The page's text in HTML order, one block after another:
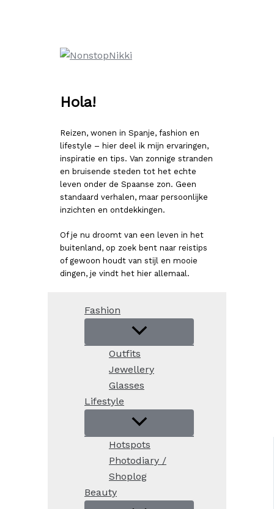
Hola!
Reizen, wonen in Spanje, fashion en
lifestyle – hier deel ik mijn ervaringen,
inspiratie en tips. Van zonnige stranden
en bruisende steden tot het echte
leven onder de Spaanse zon. Geen
standaard verhalen, maar persoonlijke
inzichten en ontdekkingen.
Of je nu droomt van een leven in het
buitenland, op zoek bent naar reistips
of gewoon houdt van stijl en mooie
dingen, je vindt het hier allemaal.
Fashion
Outfits
Jewellery
Glasses
Lifestyle
Hotspots
Photodiary /
Shoplog
Beauty